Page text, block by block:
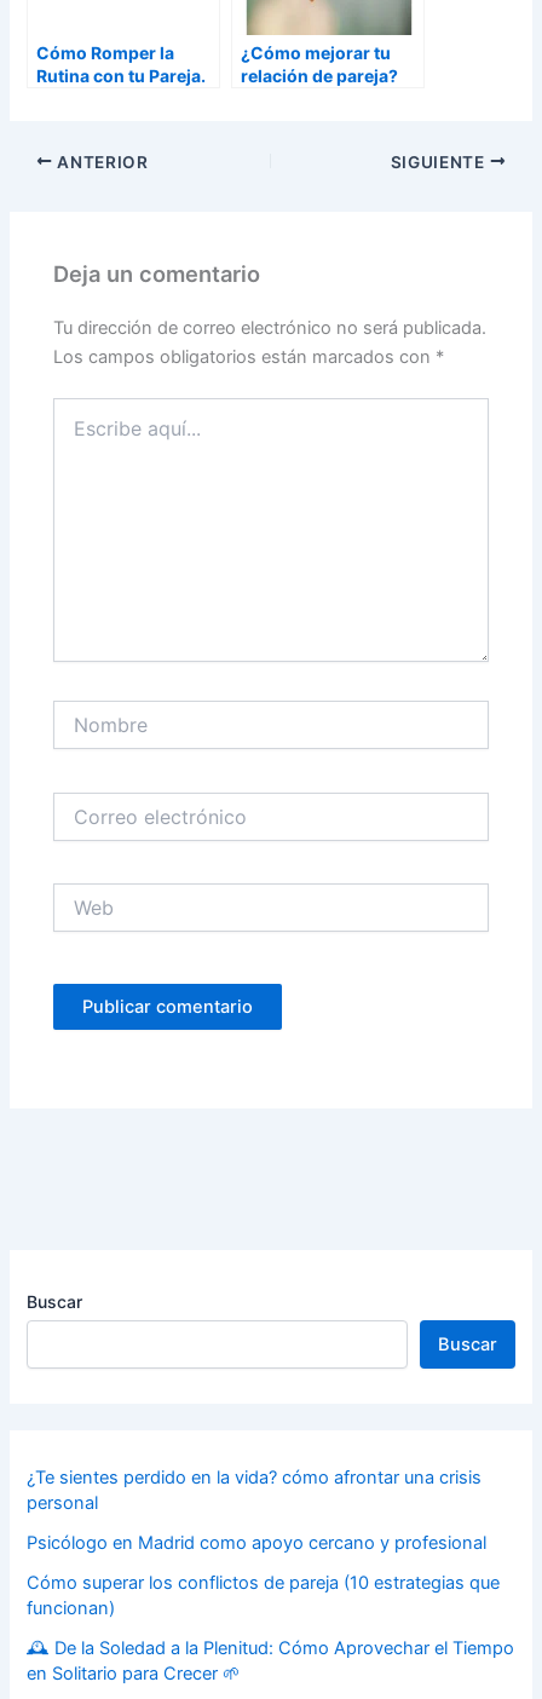
Cómo Romper la
Rutina con tu Pareja.
¿Cómo mejorar tu
relación de pareja?
ANTERIOR SIGUIENTE
Deja un comentario
Tu dirección de correo electrónico no será publicada.
Los campos obligatorios están marcados con *
aquí...
electrónico
Buscar
Buscar
¿Te sientes perdido en la vida? cómo afrontar una crisis
personal
Psicólogo en Madrid como apoyo cercano y profesional
Cómo superar los conflictos de pareja (10 estrategias que
funcionan)
🕰️ De la Soledad a la Plenitud: Cómo Aprovechar el Tiempo
en Solitario para Crecer 🌱